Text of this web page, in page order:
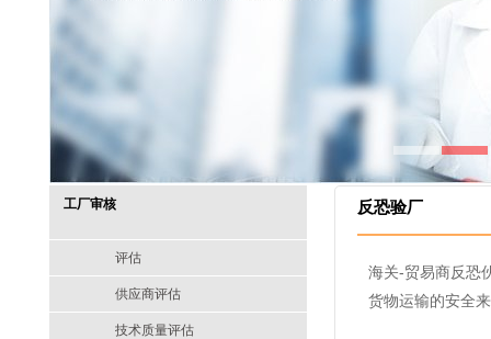
工厂审核
评估
供应商评估
技术质量评估
反恐验厂
海关-贸易商反恐
货物运输的安全